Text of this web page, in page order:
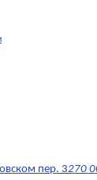
пер. 3270